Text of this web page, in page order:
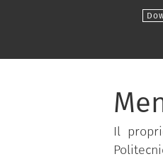
Il